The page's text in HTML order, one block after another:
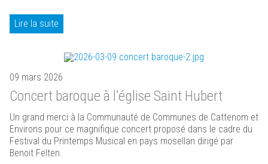
Lire la suite
09 mars 2026
Concert baroque à l'église Saint Hubert
Un grand merci à la Communauté de Communes de Cattenom et
Environs pour ce magnifique concert proposé dans le cadre du
Festival du Printemps Musical en pays mosellan dirigé par
Benoit Felten.